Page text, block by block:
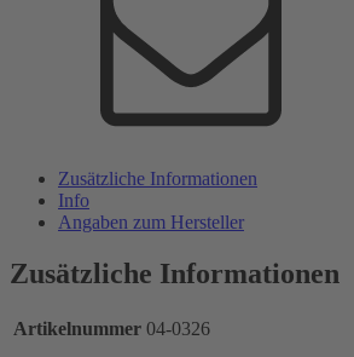
Zusätzliche Informationen
Info
Angaben zum Hersteller
Zusätzliche Informationen
Artikelnummer 04-0326